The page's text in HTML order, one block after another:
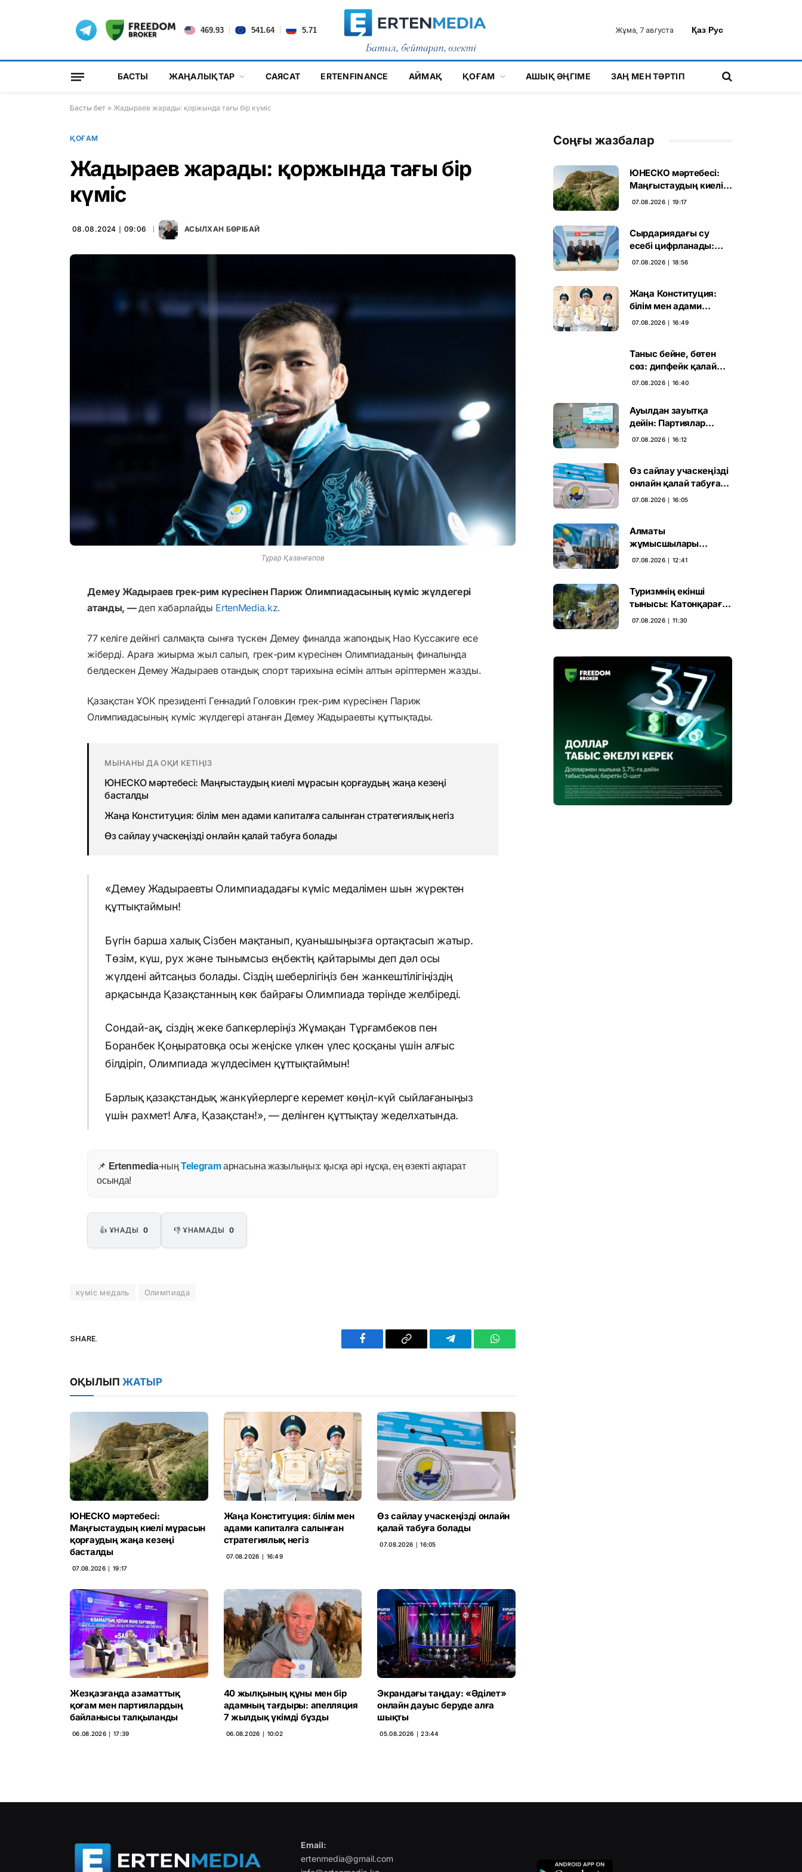
469.93 541.64 5.71 Жұма, 7 августа Қаз|Рус
БАСТЫ ЖАҢАЛЫҚТАР САЯСАТ ERTENFINANCE АЙМАҚ ҚОҒАМ АШЫҚ ӘҢГІМЕ ЗАҢ МЕН ТӘРТІП
Басты бет » Жадыраев жарады: қоржында тағы бір күміс
ҚОҒАМ
Жадыраев жарады: қоржында тағы бір
күміс
08.08.2024 ∣ 09:06 АСЫЛХАН БӨРІБАЙ
Тұрар Қазанғапов
Демеу Жадыраев грек-рим күресінен Париж Олимпиадасының күміс жүлдегері
атанды, —деп хабарлайды ErtenMedia.kz.
77 келіге дейінгі салмақта сынға түскен Демеу финалда жапондық Нао Куссакиге есе
жіберді. Араға жиырма жыл салып, грек-рим күресінен Олимпиаданың финалында
белдескен Демеу Жадыраев отандық спорт тарихына есімін алтын әріптермен жазды.
Қазақстан ҰОК президенті Геннадий Головкин грек-рим күресінен Париж
Олимпиадасының күміс жүлдегері атанған Демеу Жадыраевты құттықтады.
МЫНАНЫ ДА ОҚИ КЕТІҢІЗ
ЮНЕСКО мәртебесі: Маңғыстаудың киелі мұрасын қорғаудың жаңа кезеңі
басталды
Жаңа Конституция: білім мен адами капиталға салынған стратегиялық негіз
Өз сайлау учаскеңізді онлайн қалай табуға болады
«Демеу Жадыраевты Олимпиададағы күміс медалімен шын жүректен
құттықтаймын!
Бүгін барша халық Сізбен мақтанып, қуанышыңызға ортақтасып жатыр.
Төзім, күш, рух және тынымсыз еңбектің қайтарымы деп дәл осы
жүлдені айтсаңыз болады. Сіздің шеберлігіңіз бен жанкештілігіңіздің
арқасында Қазақстанның көк байрағы Олимпиада төрінде желбіреді.
Сондай-ақ, сіздің жеке бапкерлеріңіз Жұмақан Тұрғамбеков пен
Боранбек Қоңыратовқа осы жеңіске үлкен үлес қосқаны үшін алғыс
білдіріп, Олимпиада жүлдесімен құттықтаймын!
Барлық қазақстандық жанкүйерлерге керемет көңіл-күй сыйлағаныңыз
үшін рахмет! Алға, Қазақстан!», — делінген құттықтау жеделхатында.
📌 Ertenmedia-ның Telegramарнасына жазылыңыз: қысқа әрі нұсқа, ең өзекті ақпарат
осында!
👍 ҰНАДЫ 0 👎 ҰНАМАДЫ 0
күміс медаль Олимпиада
SHARE.
Facebook Copy
Telegram WhatsApp
ОҚЫЛЫП ЖАТЫР
ЮНЕСКО мәртебесі:
Маңғыстаудың киелі мұрасын
қорғаудың жаңа кезеңі
басталды
07.08.2026 ∣ 19:17
Жаңа Конституция: білім мен
адами капиталға салынған
стратегиялық негіз
07.08.2026 ∣ 16:49
Өз сайлау учаскеңізді онлайн
қалай табуға болады
07.08.2026 ∣ 16:05
Жезқазғанда азаматтық
қоғам мен партиялардың
байланысы талқыланды
06.08.2026 ∣ 17:39
40 жылқының құны мен бір
адамның тағдыры: апелляция
7 жылдық үкімді бұзды
06.08.2026 ∣ 10:02
Экрандағы таңдау: «Әділет»
онлайн дауыс беруде алға
шықты
05.08.2026 ∣ 23:44
Соңғы жазбалар
ЮНЕСКО мәртебесі:
Маңғыстаудың киелі
мұрасын қорғаудың
07.08.2026 ∣ 19:17
Сырдариядағы су
есебі цифрланады:
Орталық Азия ортақ
07.08.2026 ∣ 18:56
Жаңа Конституция:
білім мен адами
капиталға салынған
07.08.2026 ∣ 16:49
Таныс бейне, бөтен
сөз: дипфейк қалай
жұмыс істейді
07.08.2026 ∣ 16:40
Ауылдан зауытқа
дейін: Партиялар
сайлаушымен бетпе-
07.08.2026 ∣ 16:12
Өз сайлау учаскеңізді
онлайн қалай табуға
болады
07.08.2026 ∣ 16:05
Алматы
жұмысшылары
Құрылтай сайлауына
07.08.2026 ∣ 12:41
Туризмнің екінші
тынысы: Катонқарағай
мен Марқакөлге
07.08.2026 ∣ 11:30
Email:
ertenmedia@gmail.com